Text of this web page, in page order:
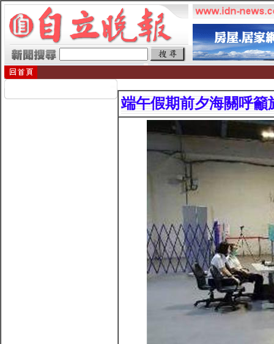
端午假期前夕海關呼